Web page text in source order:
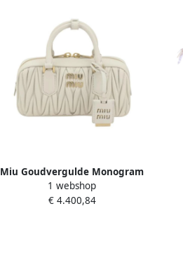
Miu Goudvergulde Monogram
Handtas met Schouderband
White Dames
1 webshop
€ 4.400,84